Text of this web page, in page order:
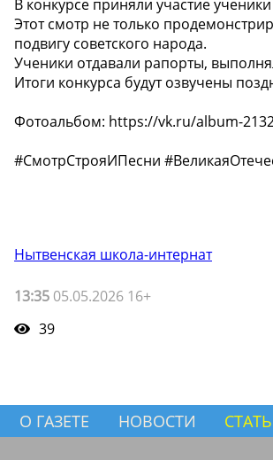
В конкурсе приняли участие ученики
Этот смотр не только
подвигу советского народа.
Ученики отдавали рапорты,
Итоги конкурса будут озвучены
Фотоальбом: https://vk.ru/album-
#СмотрСтрояИПесни
Нытвенская школа-интернат
13:35 05.05.2026 16+
39
О ГАЗЕТЕ НОВОСТИ